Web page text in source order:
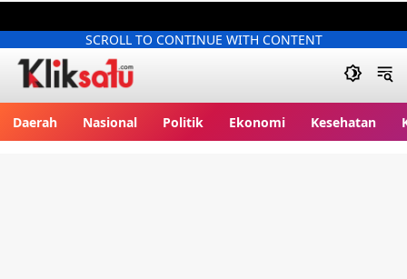
SCROLL TO CONTINUE WITH CONTENT
Daerah Nasional Politik Ekonomi Kesehatan